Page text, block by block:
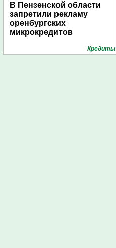
В Пензенской области
запретили рекламу
оренбургских
микрокредитов
Кредиты